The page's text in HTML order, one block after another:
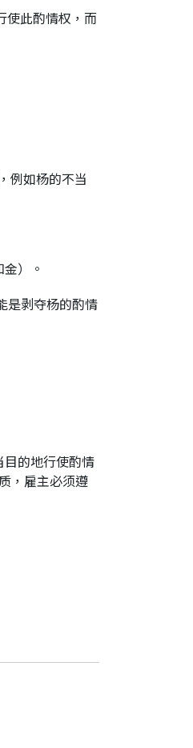
使此酌情权，而
例如杨的不当
）。
是剥夺杨的酌情
的地行使酌情
，雇主必须遵